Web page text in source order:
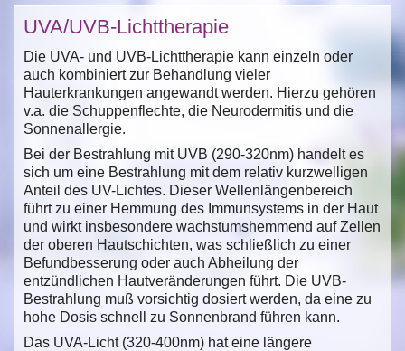
UVA/UVB-Lichttherapie
Die UVA- und UVB-Lichttherapie kann einzeln oder
auch kombiniert zur Behandlung vieler
Hauterkrankungen angewandt werden. Hierzu gehören
v.a. die Schuppenflechte, die Neurodermitis und die
Sonnenallergie.
Bei der Bestrahlung mit UVB (290-320nm) handelt es
sich um eine Bestrahlung mit dem relativ kurzwelligen
Anteil des UV-Lichtes. Dieser Wellenlängenbereich
führt zu einer Hemmung des Immunsystems in der Haut
und wirkt insbesondere wachstumshemmend auf Zellen
der oberen Hautschichten, was schließlich zu einer
Befundbesserung oder auch Abheilung der
entzündlichen Hautveränderungen führt. Die UVB-
Bestrahlung muß vorsichtig dosiert werden, da eine zu
hohe Dosis schnell zu Sonnenbrand führen kann.
Das UVA-Licht (320-400nm) hat eine längere